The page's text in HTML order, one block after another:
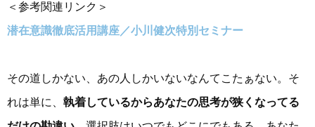
＜参考関連リンク＞
潜在意識徹底活用講座／小川健次特別セミナー
その道しかない、あの人しかいないなんてこたぁない。そ
れは単に、 執着しているからあなたの思考が狭くなってる